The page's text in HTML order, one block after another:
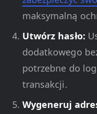
maksymalną
Utwórz hasło:
dodatkowego
potrzebne do
transakcji.
Wygeneruj